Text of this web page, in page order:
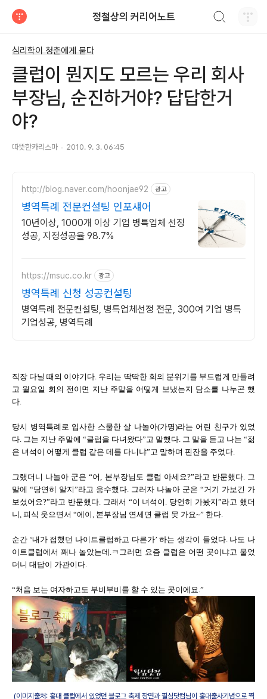
정철상의 커리어노트
심리학이 청춘에게 묻다
클럽이 뭔지도 모르는 우리 회사
부장님, 순진하거야? 답답한거
야?
따뜻한카리스마 2010. 9. 3. 06:45
http://blog.naver.com/hoonjae92 광고
병역특례 전문컨설팅 인포섀어
10년이상, 1000개 이상 기업 병특업체 선정
성공, 지정성공율 98.7%
https://msuc.co.kr 광고
병역특례 신청 성공컨설팅
병역특례 전문컨설팅, 병특업체선정 전문, 300여 기업 병특
기업성공, 병역특례
직장 다닐 때의 이야기다. 우리는 딱딱한 회의 분위기를 부드럽게 만들려
고 월요일 회의 전이면 지난 주말을 어떻게 보냈는지 담소를 나누곤 했
다.
당시 병역특례로 입사한 스물한 살 나놀아(가명)라는 어린 친구가 있었
다. 그는 지난 주말에 “클럽을 다녀왔다”고 말했다. 그 말을 듣고 나는 “젊
은 녀석이 어떻게 클럽 같은 데를 다니냐”고 말하며 핀잔을 주었다.
그랬더니 나놀아 군은 “어, 본부장님도 클럽 아세요?”라고 반문했다. 그
말에 “당연히 알지”라고 응수했다. 그러자 나놀아 군은 “거기 가보긴 가
보셨어요?”라고 반문했다. 그래서 “이 녀석이. 당연히 가봤지”라고 했더
니, 피식 웃으면서 “에이, 본부장님 연세면 클럽 못 가요~” 한다.
순간 ‘내가 접했던 나이트클럽하고 다른가’ 하는 생각이 들었다. 나도 나
이트클럽에서 꽤나 놀았는데.ㅋ그러면 요즘 클럽은 어떤 곳이냐고 물었
더니 대답이 가관이다.
“처음 보는 여자하고도 부비부비를 할 수 있는 곳이에요.”
(이미지출처: 홍대 클럽에서 있었던 블로그 축제 장면과 필심닷컴님이 홍대출사기념으로 찍